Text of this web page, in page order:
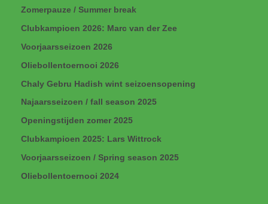
Zomerpauze / Summer break
Clubkampioen 2026: Marc van der Zee
Voorjaarsseizoen 2026
Oliebollentoernooi 2026
Chaly Gebru Hadish wint seizoensopening
Najaarsseizoen / fall season 2025
Openingstijden zomer 2025
Clubkampioen 2025: Lars Wittrock
Voorjaarsseizoen / Spring season 2025
Oliebollentoernooi 2024